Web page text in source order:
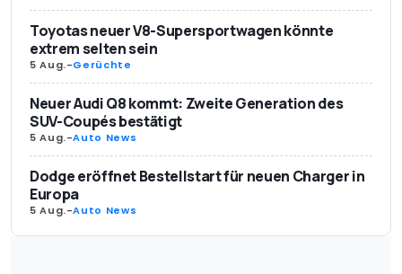
Toyotas neuer V8-Supersportwagen könnte
extrem selten sein
5 Aug.-Gerüchte
Neuer Audi Q8 kommt: Zweite Generation des
SUV-Coupés bestätigt
5 Aug.-Auto News
Dodge eröffnet Bestellstart für neuen Charger in
Europa
5 Aug.-Auto News